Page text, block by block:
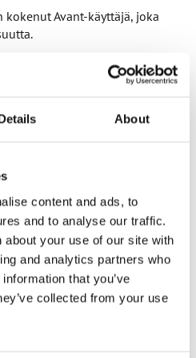
About
content and ads, to
and to analyse our traffic.
about your use of our site with
and analytics partners who
that you’ve
collected from your use
Avant-käyttäjä, joka
työlaitteen vaihtamisen
aurasta hiekottimeen ja
hyvä nyt, joten miksi lähteä
niin sinäkin haluaisit
on erittäin yhtenäinen
kertoo konevalinnoista
Vieressä työnjohtaja